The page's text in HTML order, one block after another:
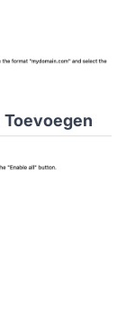
Toevoegen